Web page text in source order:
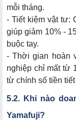
mỗi tháng.
- Tiết kiệm vật tư:
giúp giảm 10% -
buộc tay.
- Thời gian hoàn
nghiệp chỉ mất từ
từ chính số tiền
5.2. Khi nào
Yamafuji?